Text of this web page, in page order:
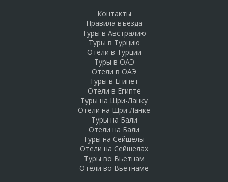
Контакты
Правила въезда
Туры в Австралию
Туры в Турцию
Отели в Турции
Туры в ОАЭ
Отели в ОАЭ
Туры в Египет
Отели в Египте
Туры на Шри-Ланку
Отели на Шри-Ланке
Туры на Бали
Отели на Бали
Туры на Сейшелы
Отели на Сейшелах
Туры во Вьетнам
Отели во Вьетнаме